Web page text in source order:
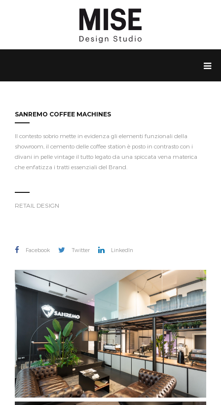
SANREMO COFFEE MACHINES
Il contesto sobrio mette in evidenza gli elementi funzionali della
showroom, il cemento delle coffee station è posto in contrasto con i
divani in pelle vintage il tutto legato da una spiccata vena materica
che enfatizza i tratti essenziali del Brand.
RETAIL DESIGN
Facebook Twitter LinkedIn